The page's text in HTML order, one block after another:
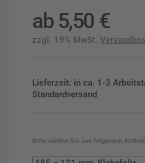
ab 5,50 €
zzgl. 19% MwSt.
Lieferzeit: in ca. 1-3
Standardversand
Bitte wählen Sie aus folgenden